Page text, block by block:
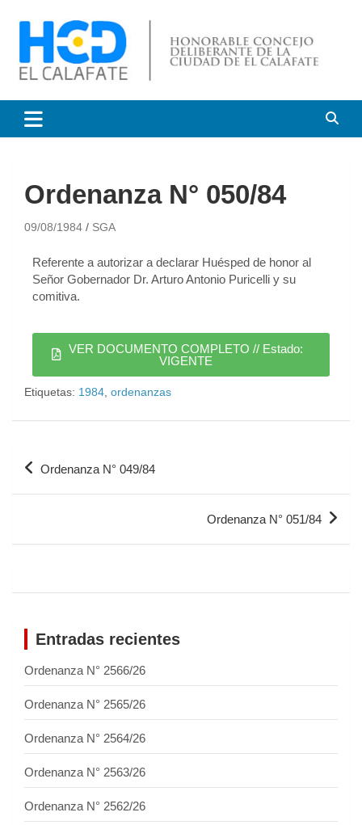
Honorable Concejo
Deliberante de El Calafate
Ordenanza N° 050/84
09/08/1984 SGA
Referente a autorizar a declarar Huésped de honor al
Señor Gobernador Dr. Arturo Antonio Puricelli y su
comitiva.
VER DOCUMENTO COMPLETO // Estado:
VIGENTE
Etiquetas: 1984 ordenanzas
Ordenanza N° 049/84
Ordenanza N° 051/84
Entradas recientes
Ordenanza N° 2566/26
Ordenanza N° 2565/26
Ordenanza N° 2564/26
Ordenanza N° 2563/26
Ordenanza N° 2562/26